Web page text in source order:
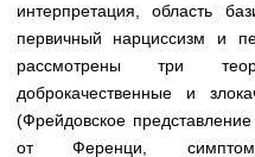
Новости (244)
Медицинская
Нормативы экстренной и
интерпретация, область
первичный нарциссизм и
рассмотрены три
доброкачественные и
(Фрейдовское
от Ференци,